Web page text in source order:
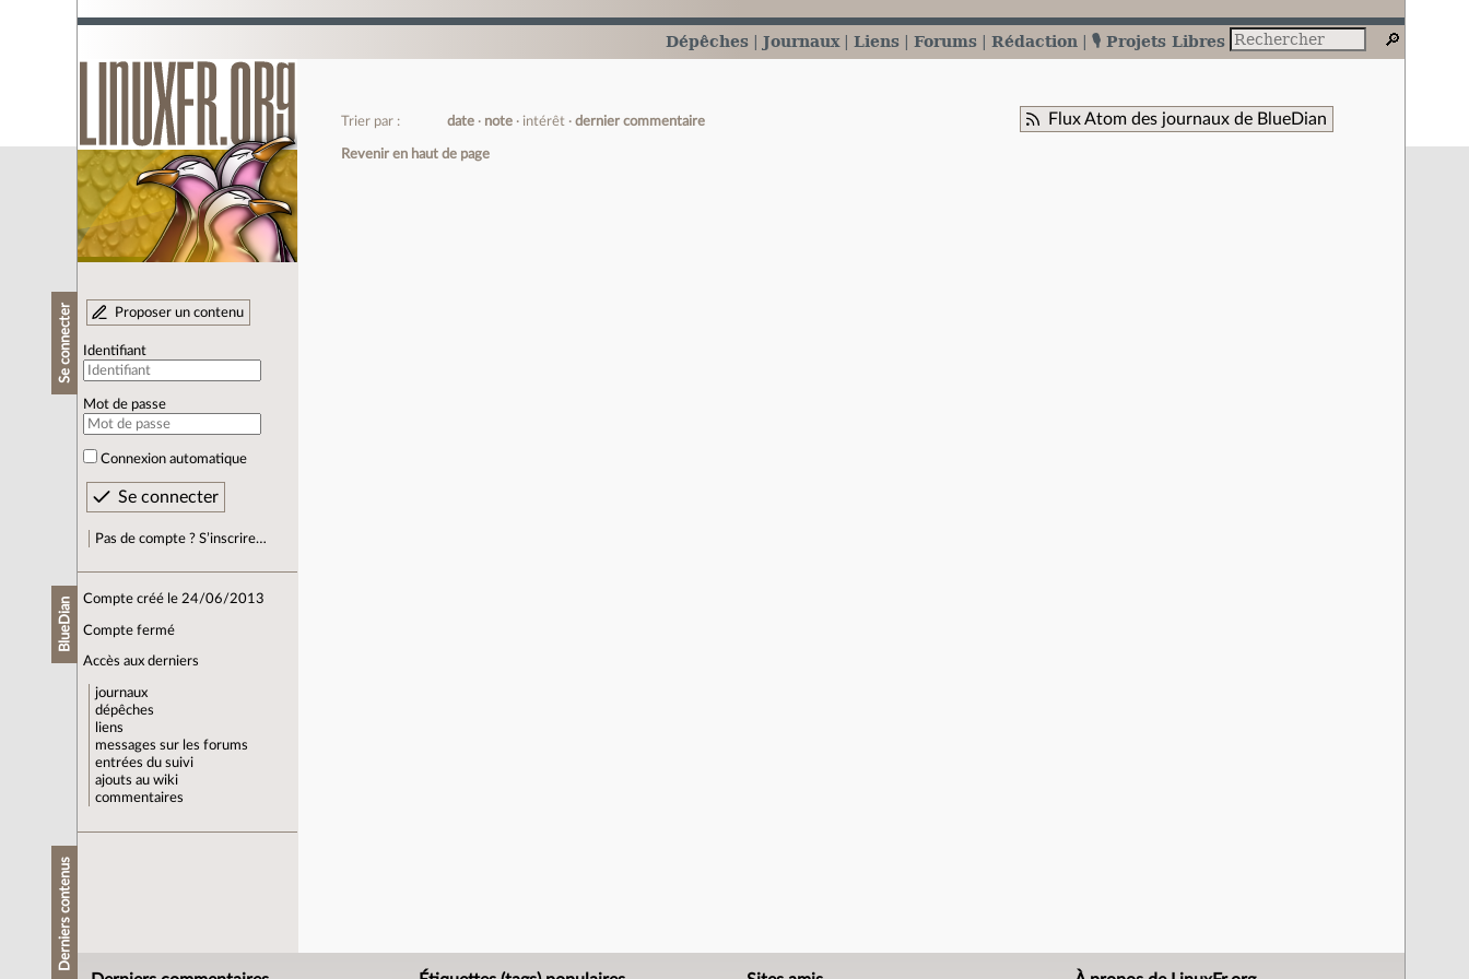
Dépêches Journaux Liens Forums Rédaction 🎙️ Projets Libres
Se connecter Proposer un contenu
Identifiant
Mot de passe
Connexion automatique
Pas de compte ? S’inscrire…
BlueDian Compte créé le 24/06/2013
Compte fermé
Accès aux derniers
journaux
dépêches
liens
messages sur les forums
entrées du suivi
ajouts au wiki
commentaires
Derniers contenus
Flux Atom des journaux de BlueDian
Trier par : date note intérêt dernier commentaire
Revenir en haut de page